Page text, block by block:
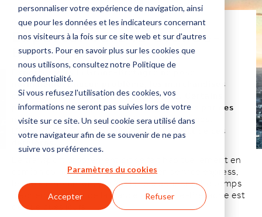
personnaliser votre expérience de navigation, ainsi
que pour les données et les indicateurs concernant
nos visiteurs à la fois sur ce site web et sur d'autres
supports. Pour en savoir plus sur les cookies que
nous utilisons, consultez notre Politique de
confidentialité.
Si vous refusez l'utilisation des cookies, vos
informations ne seront pas suivies lors de votre
visite sur ce site. Un seul cookie sera utilisé dans
votre navigateur afin de se souvenir de ne pas
suivre vos préférences.
Paramètres du cookies
Accepter Refuser
GUIDE
Exporter vers la Grande-
Bretagne
Exporter vers la Grand-Bretagne ne pose
normalement aucun problème, les marchandises
circulant librement entre pays de l’UE. Certains
produits peuvent pourtant être concernés par des
normes ou des réglementations britanniques.
L’importateur est responsable du respect de ces
dernières.
Le transport proprement dit se fait habituellement en
camion ou par bateau. Pour l’envoi en service express,
les cols empruntent parfois la voie aérienne. Le temps
d’acheminement de la France en Grande-Bretagne est
de quelques jours.